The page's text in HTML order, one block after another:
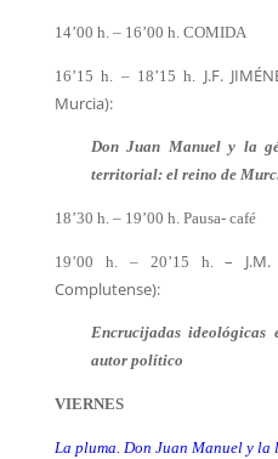
14’00 h. – 16’00 h. COMIDA
16’15 h. – 18’15 h. J.F.
Murcia):
Don Juan Manuel y la
territorial: el reino de
18’30 h. – 19’00 h. Pausa- café
19’00 h. – 20’15 h.– J.M.
Complutense):
Encrucijadas
autor político
VIERNES
La pluma. Don Juan Manuel y